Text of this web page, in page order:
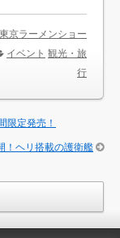
東京ラーメンショー
イベント 観光・旅
行
限定発売！
！ヘリ搭載の護衛艦